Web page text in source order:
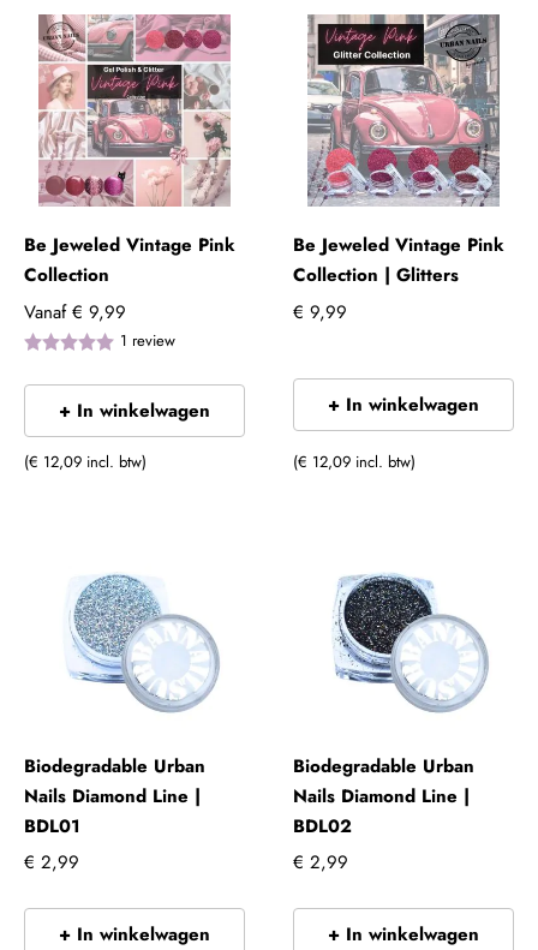
Be Jeweled Vintage Pink
Collection
Vanaf € 9,99
1 review
+ In winkelwagen
(€ 12,09 incl. btw)
Be Jeweled Vintage Pink
Collection | Glitters
€ 9,99
+ In winkelwagen
(€ 12,09 incl. btw)
Biodegradable Urban
Nails Diamond Line |
BDL01
€ 2,99
+ In winkelwagen
Biodegradable Urban
Nails Diamond Line |
BDL02
€ 2,99
+ In winkelwagen